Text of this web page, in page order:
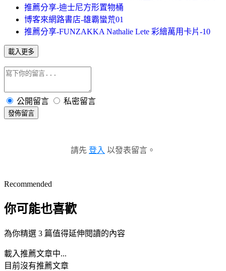
推薦分享-迪士尼方形置物桶
博客來網路書店-雄霸蠻荒01
推薦分享-FUNZAKKA Nathalie Lete 彩繪萬用卡片-10
載入更多
公開留言 私密留言
發佈留言
請先 登入 以發表留言。
Recommended
你可能也喜歡
為你精選 3 篇值得延伸閱讀的內容
載入推薦文章中...
目前沒有推薦文章